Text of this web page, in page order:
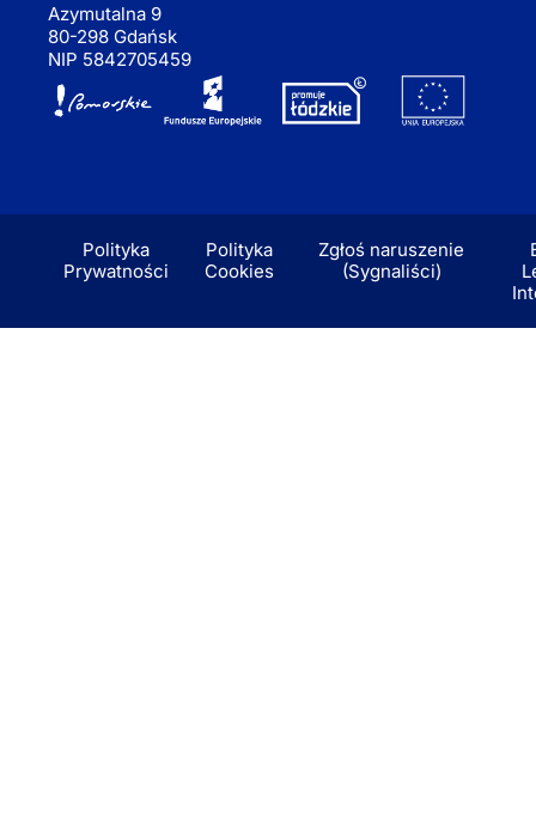
Azymutalna 9
80-298 Gdańsk
NIP 5842705459
Polityka
Prywatności
Polityka
Cookies
Zgłoś naruszenie
(Sygnaliści)